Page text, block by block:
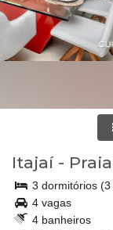
Itajaí-
3 dormitórios
4 vagas
4 banheiros